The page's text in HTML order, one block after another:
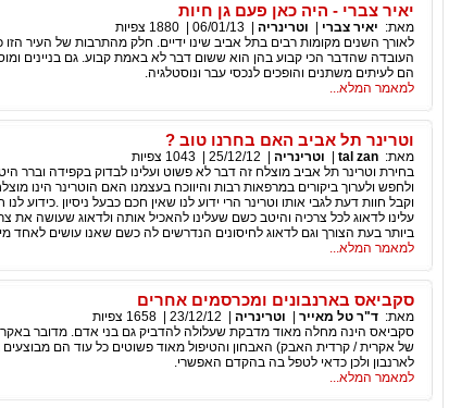
יאיר צברי - היה כאן פעם גן חיות
מאת: יאיר צברי וטרינריה 06/01/13
1880 צפיות
לאורך השנים מקומות רבים בתל אביב שינו ידיים. חלק מהתרבות של העיר הזו
העובדה שהדבר הכי קבוע בהן הוא ששום דבר לא באמת קבוע. גם בניינים
הם לעיתים משתנים והופכים לנכסי עבר ונוסטלגיה.
למאמר המלא...
וטרינר תל אביב האם בחרנו טוב ?
מאת: tal zan וטרינריה 25/12/12
1043 צפיות
בחירת וטרינר תל אביב מוצלח זה דבר לא פשוט ועלינו לבדוק בקפידה וברר
ולחפש ולערוך ביקורים במרפאות רבות והיווכח בעצמנו האם הוטרינר הינו
וקבל חוות דעת לגבי אותו וטרינר הרי ידוע לנו שאין חכם כבעל ניסיון .כידוע
עלינו לדאוג לכל צרכיה והיטב כשם שעלינו להאכיל אותה ולדאוג שעושה את
ביותר בעת הצורך וגם לדאוג לחיסונים הנדרשים לה כשם שאנו עושים לאחד
למאמר המלא...
סקביאס בארנבונים ומכרסמים אחרים
מאת: ד"ר טל מאייר וטרינריה 23/12/12
1658 צפיות
סקביאס הינה מחלה מאוד מדבקת שעלולה להדביק גם בני אדם. מדובר
של אקרית / קרדית האבק) האבחון והטיפול מאוד פשוטים כל עוד הם
לארנבון ולכן כדאי לטפל בה בהקדם האפשרי.
למאמר המלא...